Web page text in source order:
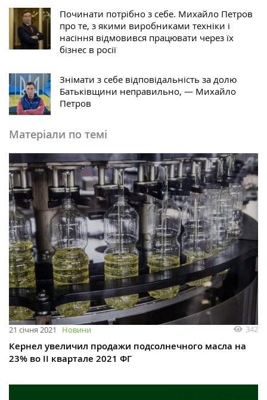
Починати потрібно з себе. Михайло Петров
про те, з якими виробниками техніки і
насіння відмовився працювати через їх
бізнес в росії
Знімати з себе відповідальність за долю
Батьківщини неправильно, — Михайло
Петров
Матеріали по темі
21 січня 2021 Новини 342
Кернел увеличил продажи подсолнечного масла на
23% во II квартале 2021 ФГ